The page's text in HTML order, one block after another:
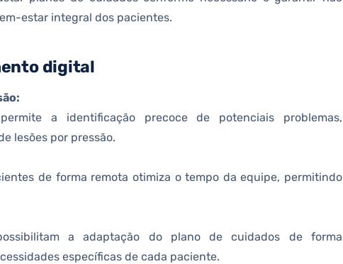
estar integral dos pacientes.
digital
a identificação precoce de potenciais problemas,
lesões por pressão.
de forma remota otimiza o tempo da equipe, permitindo
a adaptação do plano de cuidados de forma
específicas de cada paciente.